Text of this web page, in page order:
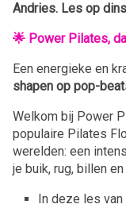
Andries. Les op
🌟 Power Pilates,
Een energieke en
shapen op pop-
Welkom bij Power
populaire Pilates
werelden: een
je buik, rug, billen
In deze les